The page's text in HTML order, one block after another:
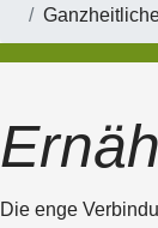
Die enge